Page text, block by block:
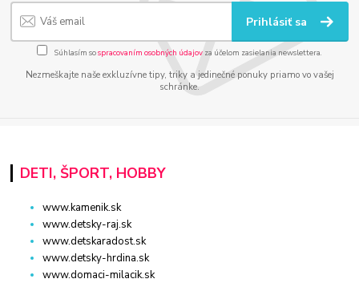
Prihlásiť sa
Súhlasím sospracovaním osobných údajov za účelom zasielania newslettera.
Nezmeškajte naše exkluzívne tipy, triky a jedinečné ponuky priamo vo vašej
schránke.
DETI, ŠPORT, HOBBY
www.kamenik.sk
www.detsky-raj.sk
www.detskaradost.sk
www.detsky-hrdina.sk
www.domaci-milacik.sk